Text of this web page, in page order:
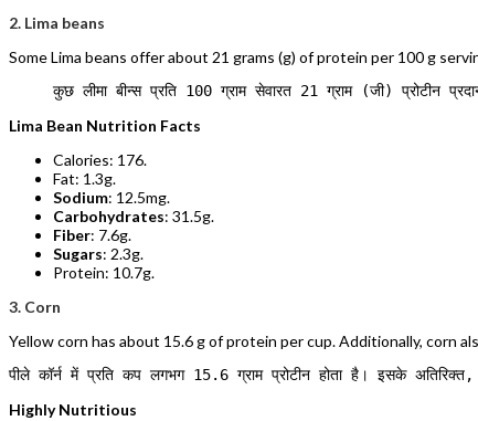
2. Lima beans
Some Lima beans offer about 21 grams (g) of protein per 100 g
कुछ लीमा बीन्स प्रति 100 ग्राम सेवारत 21 ग्राम (जी) प्रोटीन
Lima Bean Nutrition Facts
Calories: 176.
Fat: 1.3g.
Sodium: 12.5mg.
Carbohydrates: 31.5g.
Fiber: 7.6g.
Sugars: 2.3g.
Protein: 10.7g.
3. Corn
Yellow corn has about 15.6 g of protein per cup. Additionally, corn
पीले कॉर्न में प्रति कप लगभग 15.6 ग्राम प्रोटीन होता है। इसके
Highly Nutritious